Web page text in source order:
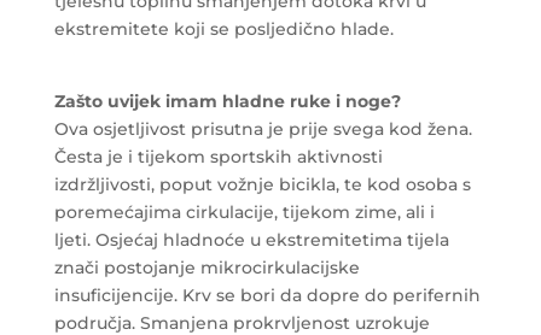
ekstremitete koji se posljedično hlade.
Zašto uvijek imam hladne ruke i noge?
Ova osjetljivost prisutna je prije svega kod žena.
Česta je i tijekom sportskih aktivnosti
izdržljivosti, poput vožnje bicikla, te kod osoba s
poremećajima cirkulacije, tijekom zime, ali i
ljeti. Osjećaj hladnoće u ekstremitetima tijela
znači postojanje mikrocirkulacijske
insuficijencije. Krv se bori da dopre do perifernih
područja. Smanjena prokrvljenost uzrokuje